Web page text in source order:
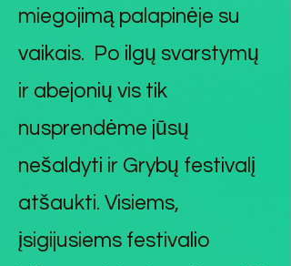
miegojimą palapinėje su
vaikais. Po ilgų svarstymų
ir abejonių vis tik
nusprendėme jūsų
nešaldyti ir Grybų festivalį
atšaukti. Visiems,
įsigijusiems festivalio